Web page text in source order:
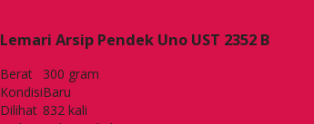
Lemari Arsip Pendek Uno UST 2352 B
Berat
300 gram
KondisiBaru
Dilihat 832 kali